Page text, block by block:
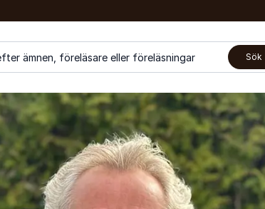
ämnen, föreläsare eller föreläsningar Sök